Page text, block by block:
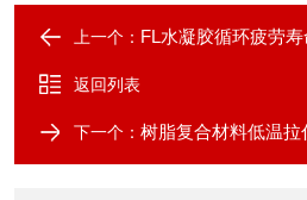
上一个： FL水凝胶循环疲劳
返回列表
下一个： 树脂复合材料低温拉